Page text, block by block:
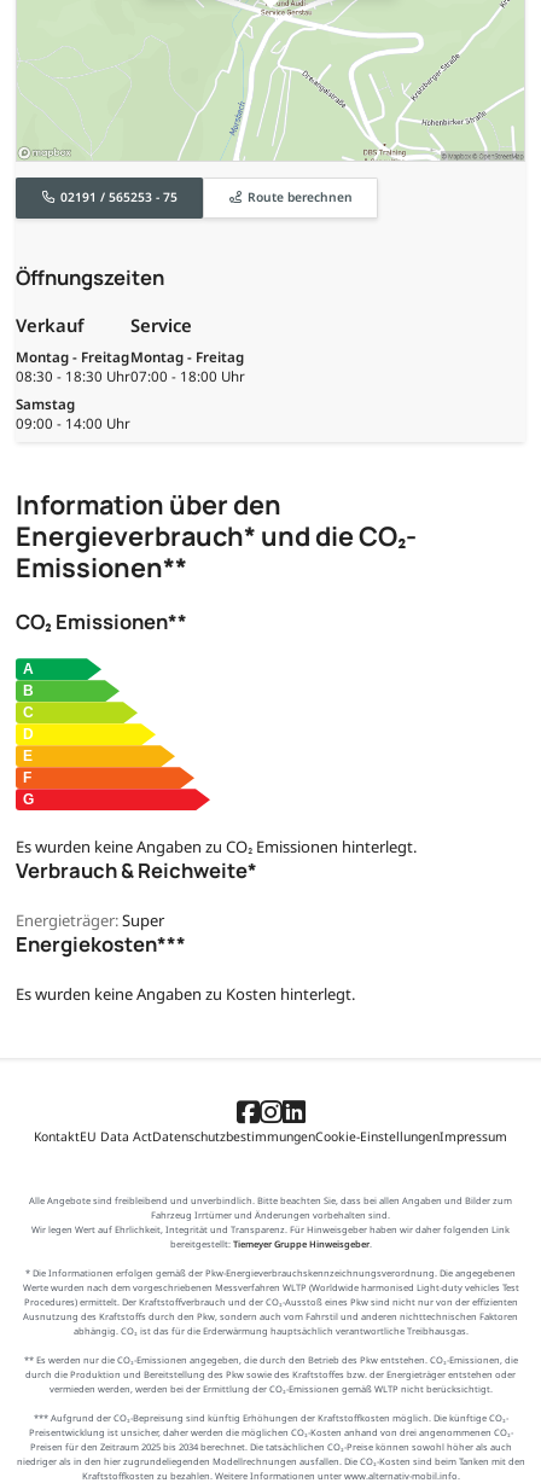
02191 / 565253 - 75 Route berechnen
Öffnungszeiten
Verkauf
Montag - Freitag
08:30 - 18:30 Uhr
Samstag
09:00 - 14:00 Uhr
Service
Montag - Freitag
07:00 - 18:00 Uhr
Information über den
Energieverbrauch* und die CO₂-
Emissionen**
CO₂ Emissionen**
Es wurden keine Angaben zu CO₂ Emissionen hinterlegt.
Verbrauch & Reichweite*
Energieträger:Super
Energiekosten***
Es wurden keine Angaben zu Kosten hinterlegt.
KontaktEU Data ActDatenschutzbestimmungenCookie-EinstellungenImpressum
Alle Angebote sind freibleibend und unverbindlich. Bitte beachten Sie, dass bei allen Angaben und Bilder zum
Fahrzeug Irrtümer und Änderungen vorbehalten sind.
Wir legen Wert auf Ehrlichkeit, Integrität und Transparenz. Für Hinweisgeber haben wir daher folgenden Link
bereitgestellt: Tiemeyer Gruppe Hinweisgeber.
* Die Informationen erfolgen gemäß der Pkw-Energieverbrauchskennzeichnungsverordnung. Die angegebenen
Werte wurden nach dem vorgeschriebenen Messverfahren WLTP (Worldwide harmonised Light-duty vehicles Test
Procedures) ermittelt. Der Kraftstoffverbrauch und der CO₂-Ausstoß eines Pkw sind nicht nur von der effizienten
Ausnutzung des Kraftstoffs durch den Pkw, sondern auch vom Fahrstil und anderen nichttechnischen Faktoren
abhängig. CO₂ ist das für die Erderwärmung hauptsächlich verantwortliche Treibhausgas.
** Es werden nur die CO₂-Emissionen angegeben, die durch den Betrieb des Pkw entstehen. CO₂-Emissionen, die
durch die Produktion und Bereitstellung des Pkw sowie des Kraftstoffes bzw. der Energieträger entstehen oder
vermieden werden, werden bei der Ermittlung der CO₂-Emissionen gemäß WLTP nicht berücksichtigt.
*** Aufgrund der CO₂-Bepreisung sind künftig Erhöhungen der Kraftstoffkosten möglich. Die künftige CO₂-
Preisentwicklung ist unsicher, daher werden die möglichen CO₂-Kosten anhand von drei angenommenen CO₂-
Preisen für den Zeitraum 2025 bis 2034 berechnet. Die tatsächlichen CO₂-Preise können sowohl höher als auch
niedriger als in den hier zugrundeliegenden Modellrechnungen ausfallen. Die CO₂-Kosten sind beim Tanken mit den
Kraftstoffkosten zu bezahlen. Weitere Informationen unter www.alternativ-mobil.info.